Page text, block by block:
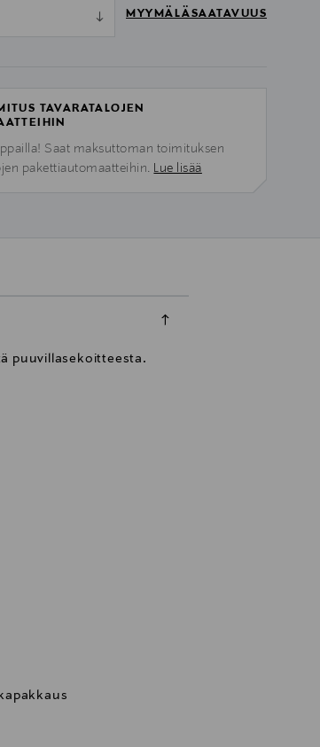
MYYMÄLÄSAATAVUUS
TAVARATALOJEN
Saat maksuttoman toimituksen
pakettiautomaatteihin. Lue lisää
puuvillasekoitteesta.